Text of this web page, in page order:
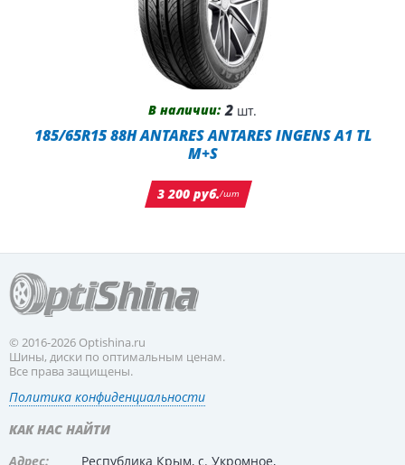
В наличии: 2 шт.
185/65R15 88H ANTARES ANTARES INGENS A1 TL
M+S
3 200 руб./шт
© 2016-2026 Optishina.ru
Шины, диски по оптимальным ценам.
Все права защищены.
Политика конфиденциальности
КАК НАС НАЙТИ
Адрес:
Республика Крым, с. Укромное,